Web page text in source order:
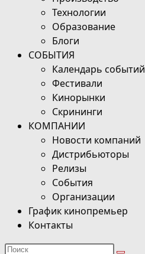
Технологии
Образование
Блоги
СОБЫТИЯ
Календарь событий
Фестивали
Кинорынки
Скрининги
КОМПАНИИ
Новости компаний
Дистрибьюторы
Релизы
События
Организации
График кинопремьер
Контакты
Поиск